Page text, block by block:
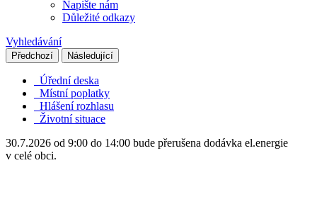
Napište nám
Důležité odkazy
Vyhledávání
Předchozí Následující
Úřední deska
Místní poplatky
Hlášení rozhlasu
Životní situace
30.7.2026 od 9:00 do 14:00 bude přerušena dodávka el.energie
v celé obci.